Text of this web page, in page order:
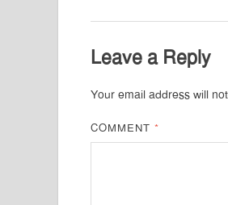
Leave a Reply
Your email address will
COMMENT*